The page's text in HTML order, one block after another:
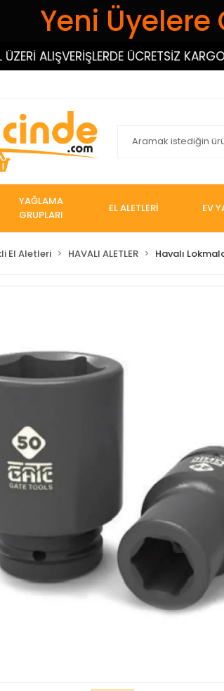
Yeni Üyelere
ALIŞVERİŞLERDE ÜCRETSİZ KARGO!
YAĞLAMA
GRUPLARI
EL ALETLERİ EV
El Aletleri HAVALI ALETLER Havalı